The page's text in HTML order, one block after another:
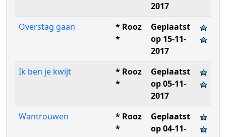
2017
Overstag gaan
* Rooz
*
Geplaatst
op 15-11-
2017
Ik ben je kwijt
* Rooz
*
Geplaatst
op 05-11-
2017
Wantrouwen
* Rooz
*
Geplaatst
op 04-11-